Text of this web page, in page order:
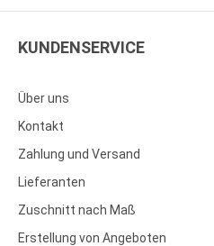
KUNDENSERVICE
Über uns
Kontakt
Zahlung und Versand
Lieferanten
Zuschnitt nach Maß
Erstellung von Angeboten